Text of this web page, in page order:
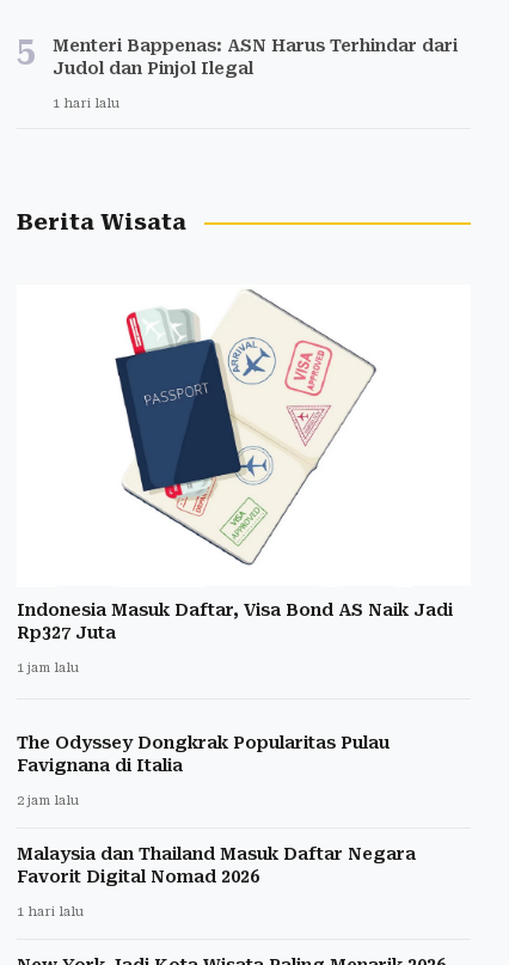
5
Menteri Bappenas: ASN Harus Terhindar dari
Judol dan Pinjol Ilegal
1 hari lalu
Berita Wisata
Indonesia Masuk Daftar, Visa Bond AS Naik Jadi
Rp327 Juta
1 jam lalu
The Odyssey Dongkrak Popularitas Pulau
Favignana di Italia
2 jam lalu
Malaysia dan Thailand Masuk Daftar Negara
Favorit Digital Nomad 2026
1 hari lalu